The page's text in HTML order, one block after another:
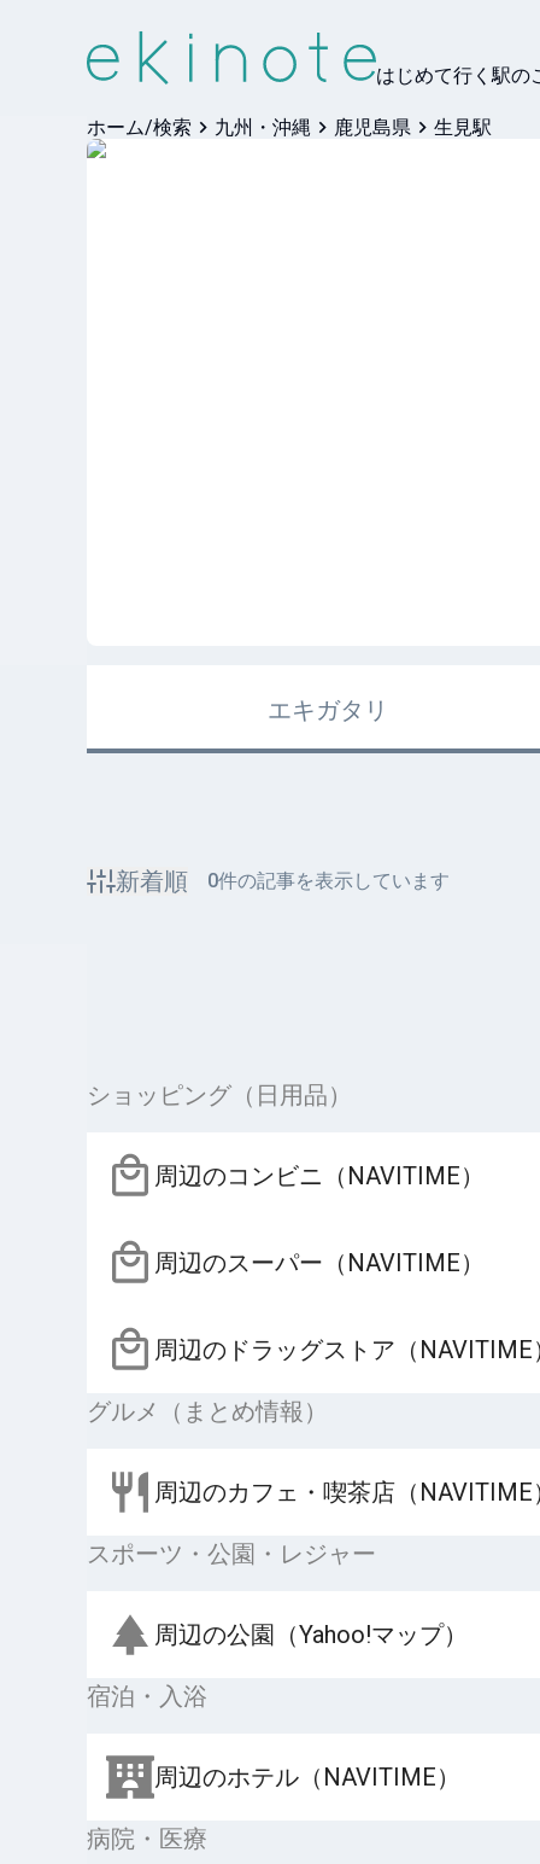
はじめて行く駅の
ホーム/検索 九州・沖縄 鹿児島県 生見駅
エキガタリ
新着順 0件の記事を表示しています
ショッピング（日用品）
周辺のコンビニ（NAVITIME）
周辺のスーパー（NAVITIME）
周辺のドラッグストア（NAVITIME
グルメ（まとめ情報）
周辺のカフェ・喫茶店（NAVITIME
スポーツ・公園・レジャー
周辺の公園（Yahoo!マップ）
宿泊・入浴
周辺のホテル（NAVITIME）
病院・医療